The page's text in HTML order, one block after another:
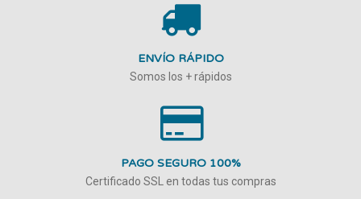
ENVÍO RÁPIDO
Somos los + rápidos
PAGO SEGURO 100%
Certificado SSL en todas tus compras